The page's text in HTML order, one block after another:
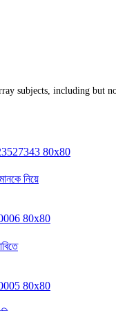
subjects, including but
নিয়ে